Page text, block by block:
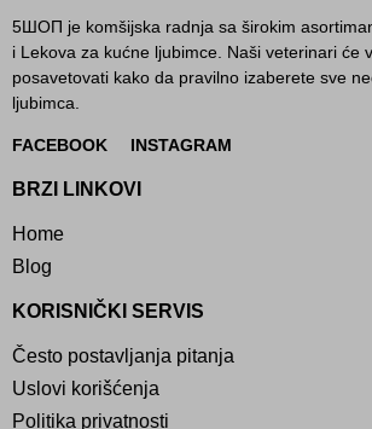
5ШОП je komšijska radnja sa širokim
i Lekova za kućne ljubimce. Naši veterinari će
posavetovati kako da pravilno izaberete sve
ljubimca.
FACEBOOK INSTAGRAM
BRZI LINKOVI
Home
Blog
KORISNIČKI SERVIS
Često postavljanja pitanja
Uslovi korišćenja
Politika privatnosti